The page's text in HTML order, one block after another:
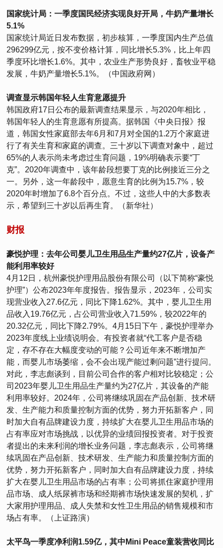
国家统计局：一季度国民经济实现良好开局，牛奶产量增长
5.1%
国家统计局近日发布数据，初步核算，一季度国内生产总值
296299亿元，按不变价格计算，同比增长5.3%，比上年四
季度环比增长1.6%。其中，农业生产形势良好，畜牧业平稳
发展，牛奶产量增长5.1%。（中国政府网）
调查显示韩国年轻人生育意愿提升
韩国政府17日公布的最新调查结果显示，与2020年相比，
韩国年轻人的生育意愿有所提高。据韩国《中央日报》报
道，韩国女性家庭部去年6月和7月对全国的1.2万个家庭进
行了有关生育和家庭的调查。三十岁以下调查对象中，超过
65%的人表示尚未考虑过生育问题，19%明确表示要“丁
克”。2020年调查中，该年龄段想要丁克的比例接近三分之
一。另外，这一年龄段中，愿意生育的比例为15.7%，较
2020年时增加了6.8个百分点。不过，这些人中的大多数表
示，希望到三十岁以后再生育。（新华社）
财报
豪悦护理：去年公司婴儿卫生用品生产量约27亿片，设备产
能利用率较好
4月12日，杭州豪悦护理用品股份有限公司（以下简称“豪悦
护理”）公布2023年年度报告。报告显示，2023年，公司实
现营业收入27.6亿元，同比下降1.62%。其中，婴儿卫生用
品收入19.76亿元，占公司营业收入71.59%，较2022年的
20.32亿元，同比下降2.79%。4月15日下午，豪悦护理举办
2023年度线上业绩说明会。有投资者就“代工客户是否稳
定，存不存在大幅度变动的可能？公司近年来不断增加产
能，而婴儿市场萎缩，会不会出现产能过剩问题”进行提问。
对此，李志彪谈到，目前公司合作的客户相对比较稳定；公
司2023年婴儿卫生用品生产量约为27亿片，其设备的产能
利用率较好。2024年，公司将继续巩固在产品创新、技术研
发、生产能力和质量控制方面的优势，努力开拓新客户，同
时加大自有品牌建设力度，持续扩大在婴儿卫生用品市场的
占有率应对市场挑战，以优异的业绩回报投资者。对于投资
者提出的未来利润的增长业务问题，李志彪表示，公司将继
续巩固在产品创新、技术研发、生产能力和质量控制方面的
优势，努力开拓新客户，同时加大自有品牌建设力度，持续
扩大在婴儿卫生用品市场的占有率；公司将抓住家庭护理用
品市场、成人纸尿裤市场和经期裤市场快速发展的契机，扩
大家用护理用品、成人失禁和女性卫生用品的销售规模和市
场占有率。（上证路演）
太平鸟一季度净利润1.59亿，其中Mini Peace童装营收同比